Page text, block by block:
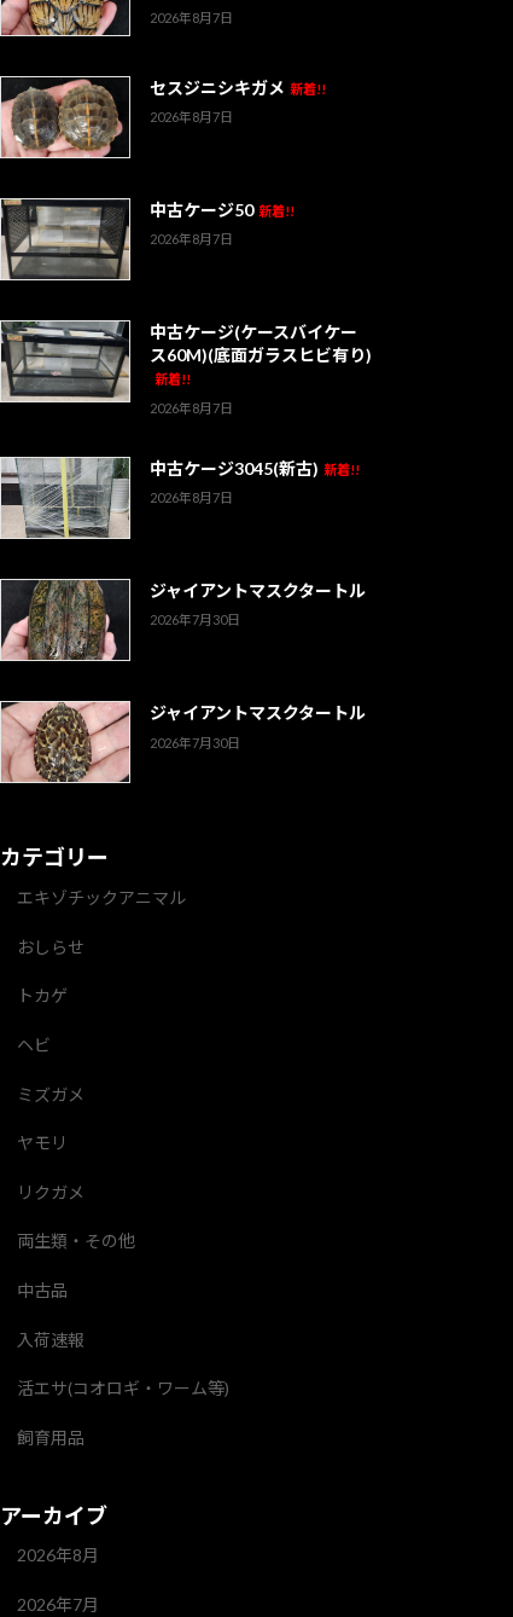
2026年8月7日
セスジニシキガメ 新着!!
2026年8月7日
中古ケージ50 新着!!
2026年8月7日
中古ケージ(ケースバイケー
ス60M)(底面ガラスヒビ有り)
新着!!
2026年8月7日
中古ケージ3045(新古) 新着!!
2026年8月7日
ジャイアントマスクタートル
2026年7月30日
ジャイアントマスクタートル
2026年7月30日
カテゴリー
エキゾチックアニマル
おしらせ
トカゲ
ヘビ
ミズガメ
ヤモリ
リクガメ
両生類・その他
中古品
入荷速報
活エサ(コオロギ・ワーム等)
飼育用品
アーカイブ
2026年8月
2026年7月